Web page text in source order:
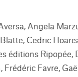
Angela
Cedric
éditions Ripopée,
Favre,